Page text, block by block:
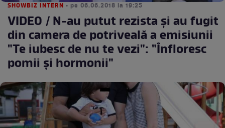
SHOWBIZ INTERN • pe 06.06.2018 la 19:25
VIDEO / N-au putut rezista şi au fugit
din camera de potriveală a emisiunii
"Te iubesc de nu te vezi": "Înfloresc
pomii şi hormonii"